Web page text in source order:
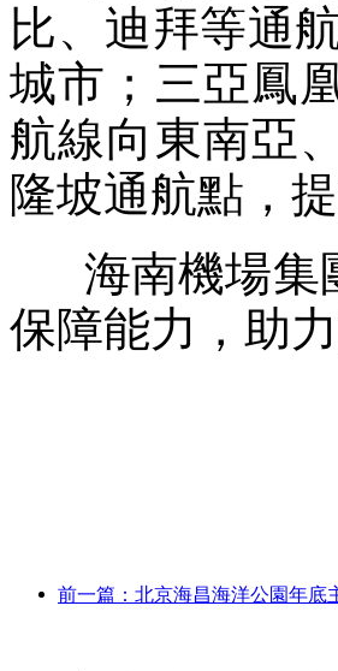
比、迪拜等通
城市；三亞鳳
航線向東南亞
隆坡通航點，
海南機場集
保障能力，助